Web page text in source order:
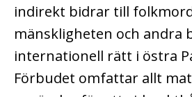
indirekt bidrar till
mänskligheten och andra
internationell rätt i östra
Förbudet omfattar allt